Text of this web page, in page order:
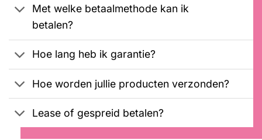
Met welke betaalmethode kan ik
betalen?
Hoe lang heb ik garantie?
Hoe worden jullie producten verzonden?
Lease of gespreid betalen?